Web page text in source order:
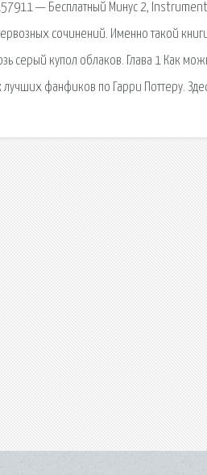
— Бесплатный Минус 2,
сочинений. Именно такой
серый купол облаков. Глава 1 Как
лучших фанфиков по Гарри Поттеру.